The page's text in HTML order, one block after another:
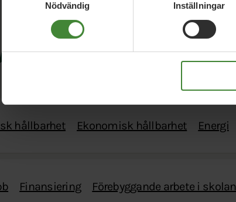
Nödvändig
Inställningar
på dina frågor
hållbarhet Ekonomisk hållbarhet Energi
Finansiering Förebyggande arbete i skolan